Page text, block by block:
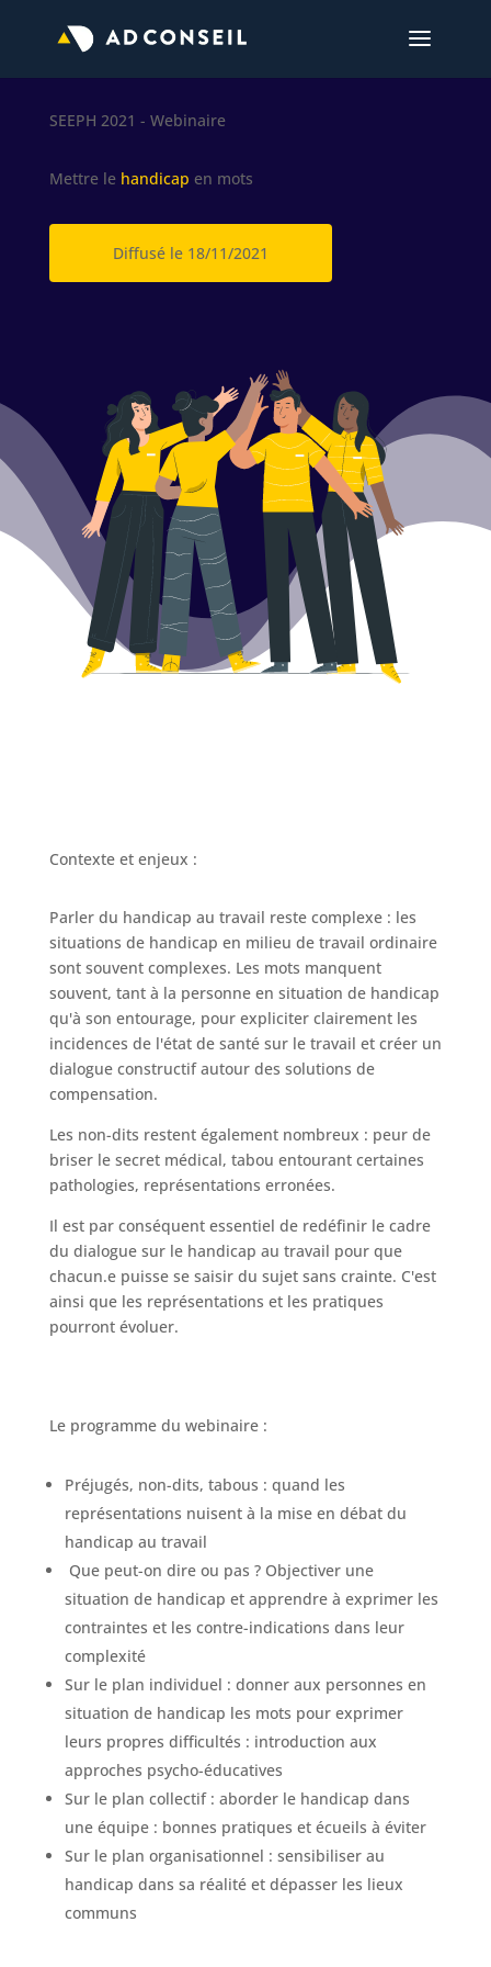
SEEPH 2021 - Webinaire
Mettre le handicap en mots
Diffusé le 18/11/2021
Contexte et enjeux :
Parler du handicap au travail reste complexe : les
situations de handicap en milieu de travail ordinaire
sont souvent complexes. Les mots manquent
souvent, tant à la personne en situation de handicap
qu'à son entourage, pour expliciter clairement les
incidences de l'état de santé sur le travail et créer un
dialogue constructif autour des solutions de
compensation.
Les non-dits restent également nombreux : peur de
briser le secret médical, tabou entourant certaines
pathologies, représentations erronées.
Il est par conséquent essentiel de redéfinir le cadre
du dialogue sur le handicap au travail pour que
chacun.e puisse se saisir du sujet sans crainte. C'est
ainsi que les représentations et les pratiques
pourront évoluer.
Le programme du webinaire :
Préjugés, non-dits, tabous : quand les
représentations nuisent à la mise en débat du
handicap au travail
Que peut-on dire ou pas ? Objectiver une
situation de handicap et apprendre à exprimer les
contraintes et les contre-indications dans leur
complexité
Sur le plan individuel : donner aux personnes en
situation de handicap les mots pour exprimer
leurs propres difficultés : introduction aux
approches psycho-éducatives
Sur le plan collectif : aborder le handicap dans
une équipe : bonnes pratiques et écueils à éviter
Sur le plan organisationnel : sensibiliser au
handicap dans sa réalité et dépasser les lieux
communs